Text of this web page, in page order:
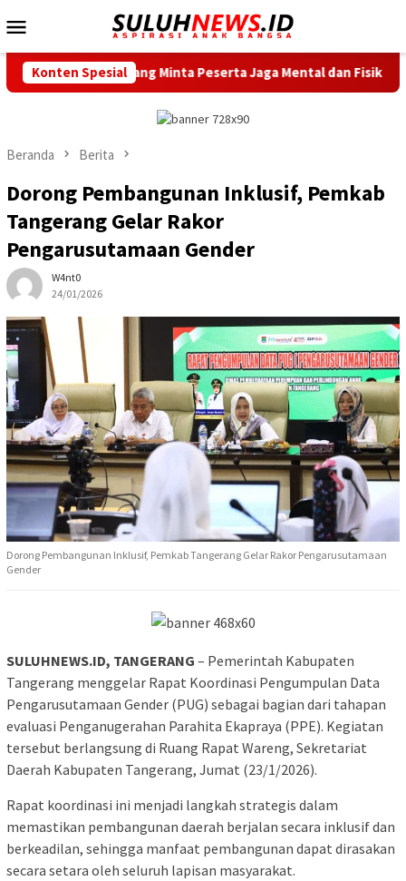
ke
Mobile
Konten Spesial
Minta Peserta Jaga Mental dan Fisik Dishub
Beranda Berita
Dorong Pembangunan Inklusif, Pemkab
Tangerang Gelar Rakor
Pengarusutamaan Gender
W4nt0
24/01/2026
Dorong Pembangunan Inklusif, Pemkab Tangerang Gelar Rakor Pengarusutamaan
Gender
SULUHNEWS.ID, TANGERANG – Pemerintah Kabupaten
Tangerang menggelar Rapat Koordinasi Pengumpulan Data
Pengarusutamaan Gender (PUG) sebagai bagian dari tahapan
evaluasi Penganugerahan Parahita Ekapraya (PPE). Kegiatan
tersebut berlangsung di Ruang Rapat Wareng, Sekretariat
Daerah Kabupaten Tangerang, Jumat (23/1/2026).
Rapat koordinasi ini menjadi langkah strategis dalam
memastikan pembangunan daerah berjalan secara inklusif dan
berkeadilan, sehingga manfaat pembangunan dapat dirasakan
secara setara oleh seluruh lapisan masyarakat.